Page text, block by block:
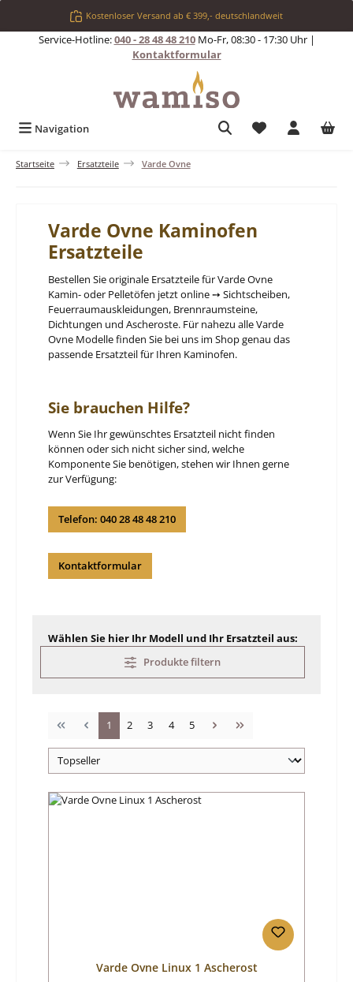
Zum Hauptinhalt springenKostenloser Versand ab € 399,- deutschlandweit
Service-Hotline:040 - 28 48 48 210Mo-Fr, 08:30 - 17:30 Uhr |
Kontaktformular
Navigation Du hast 0
Startseite Ersatzteile Varde Ovne
Varde Ovne Kaminofen
Ersatzteile
Bestellen Sie originale Ersatzteile für Varde Ovne
Kamin- oder Pelletöfen jetzt online ➙ Sichtscheiben,
Feuerraumauskleidungen, Brennraumsteine,
Dichtungen und Ascheroste. Für nahezu alle Varde
Ovne Modelle finden Sie bei uns im Shop genau das
passende Ersatzteil für Ihren Kaminofen.
Sie brauchen Hilfe?
Wenn Sie Ihr gewünschtes Ersatzteil nicht finden
können oder sich nicht sicher sind, welche
Komponente Sie benötigen, stehen wir Ihnen gerne
zur Verfügung:
Telefon: 040 28 48 48 210
Kontaktformular
Wählen Sie hier Ihr Modell und Ihr Ersatzteil aus:
Produkte filtern
Seite
1 Seite
2 Seite
3 Seite
4 Seite
5
Varde Ovne Linux 1 Ascherost